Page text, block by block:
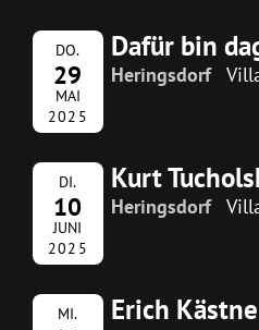
DO.
29
MAI
2025
Dafür bin
Heringsdorf
DI.
10
JUNI
2025
Kurt
Heringsdorf
MI. Erich